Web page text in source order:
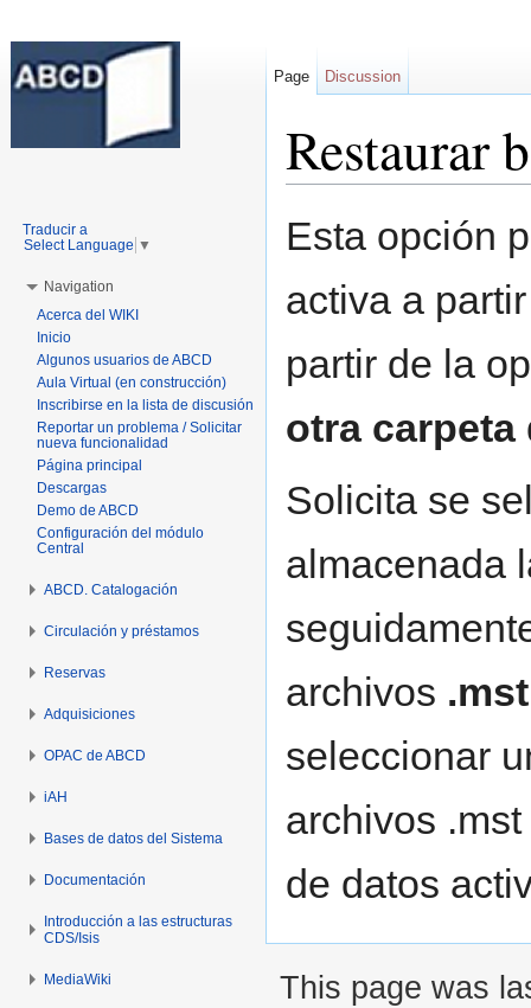
Restaurar
Esta opción
activa a
partir de la
otra carpeta
Solicita se
almacenada
archivos .mst
seleccionar
archivos
de datos
Page Discussion
Traducir a
Select Language ▼
Navigation
Acerca del WIKI
Inicio
Algunos usuarios de ABCD
Aula Virtual (en construcción)
Inscribirse en la lista de discusión
Reportar un problema / Solicitar
nueva funcionalidad
Página principal
Descargas
Demo de ABCD
Configuración del módulo
Central
ABCD. Catalogación
Circulación y préstamos
Reservas
Adquisiciones
OPAC de ABCD
iAH
Bases de datos del Sistema
Documentación
Introducción a las estructuras
CDS/Isis
MediaWiki This page was